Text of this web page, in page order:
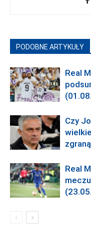
PODOBNE ARTYKUŁY
Real
Czy
Real